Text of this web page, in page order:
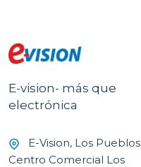
E-vision- más que
electrónica
E-Vision, Los Pueblos
Centro Comercial Los